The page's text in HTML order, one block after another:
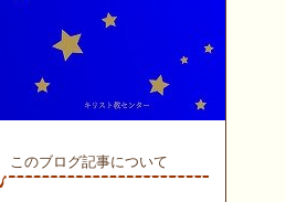
このブログ記事について